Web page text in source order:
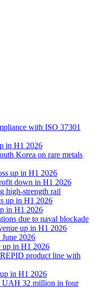
with ISO 37301
in H1 2026
Korea on rare metals
up in H1 2026
down in H1 2026
high-strength rail
up in H1 2026
in H1 2026
due to naval blockade
up in H1 2026
2026
up in H1 2026
product line with
in H1 2026
UAH 32 million in four